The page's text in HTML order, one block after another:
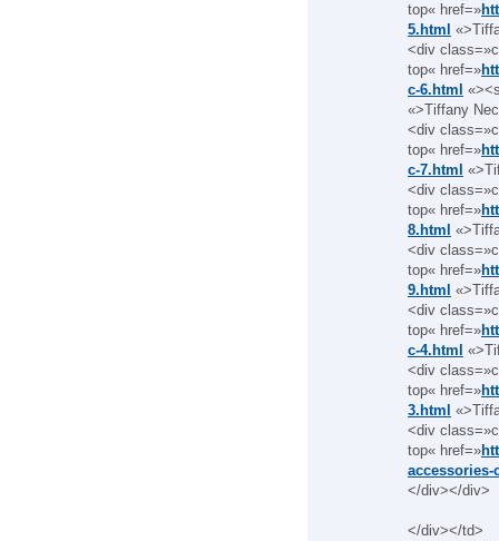
top« href=»
5.html
<div
top« href=»
c-6.html
«>Tiffany
<div
top« href=»
c-7.html
<div
top« href=»
8.html
<div
top« href=»
9.html
<div
top« href=»
c-4.html
<div
top« href=»
3.html
<div
top« href=»
accessories-
</div></div>
</div></td>